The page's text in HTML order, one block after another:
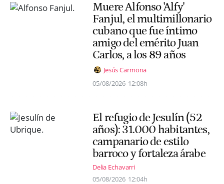
Muere Alfonso 'Alfy'
Fanjul, el multimillonario
cubano que fue íntimo
amigo del emérito Juan
Carlos, a los 89 años
Jesús Carmona
05/08/2026 12:08h
El refugio de Jesulín (52
años): 31.000 habitantes,
campanario de estilo
barroco y fortaleza árabe
Delia Echavarri
05/08/2026 12:04h